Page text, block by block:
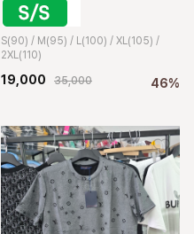
S(90) / M(95) / L(100) / XL(105) /
2XL(110)
19,000 35,000 46%